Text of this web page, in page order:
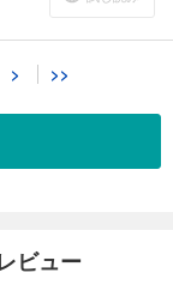
試し読み
> >>
ビュー